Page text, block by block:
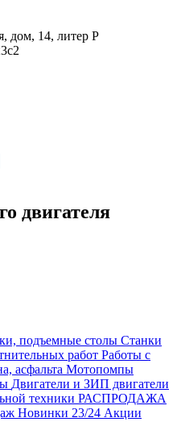
дом, 14, литер Р
двигателя
подъемные столы Станки
работ Работы с
асфальта Мотопомпы
Двигатели и ЗИП двигатели
техники РАСПРОДАЖА
Новинки 23/24 Акции